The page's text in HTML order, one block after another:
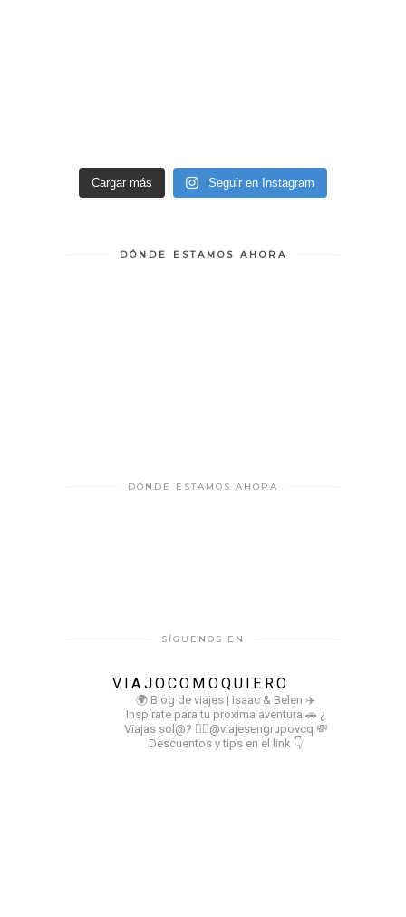
Cargar más Seguir en Instagram
DÓNDE ESTAMOS AHORA
DÓNDE ESTAMOS AHORA
SÍGUENOS EN
VIAJOCOMOQUIERO
🌍 Blog de viajes | Isaac & Belen ✈️
Inspírate para tu proxima aventura 🚗 ¿
Viajas sol@? 👉🏻@viajesengrupovcq 💸
Descuentos y tips en el link 👇